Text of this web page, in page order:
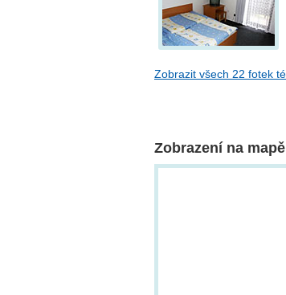
Zobrazit všech 22 fotek
Zobrazení na